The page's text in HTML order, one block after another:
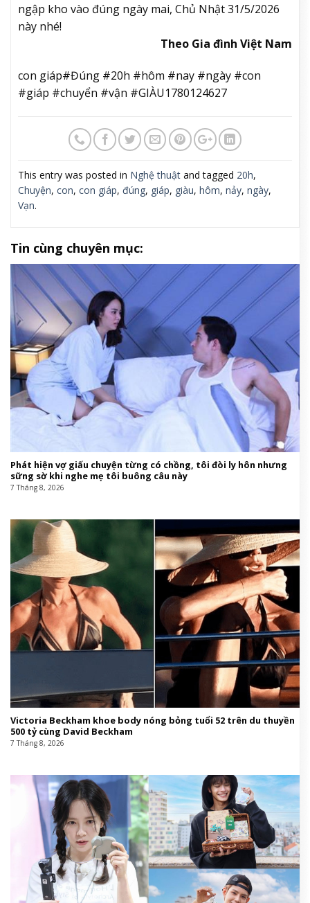
ngập kho vào đúng ngày mai, Chủ Nhật 31/5/2026
này nhé!
Theo Gia đình Việt Nam
con giáp#Đúng #20h #hôm #nay #ngày #con
#giáp #chuyển #vận #GIÀU1780124627
This entry was posted in Nghệ thuật and tagged 20h,
Chuyện, con, con giáp, đúng, giáp, giàu, hôm, nảy, ngày,
Vạn.
Tin cùng chuyên mục:
Phát hiện vợ giấu chuyện từng có chồng, tôi đòi ly hôn nhưng
sững sờ khi nghe mẹ tôi buông câu này
7 Tháng 8, 2026
Victoria Beckham khoe body nóng bỏng tuổi 52 trên du thuyền
500 tỷ cùng David Beckham
7 Tháng 8, 2026